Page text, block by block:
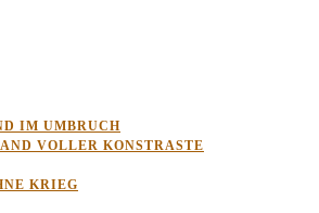
IM UMBRUCH
VOLLER KONSTRASTE
KRIEG